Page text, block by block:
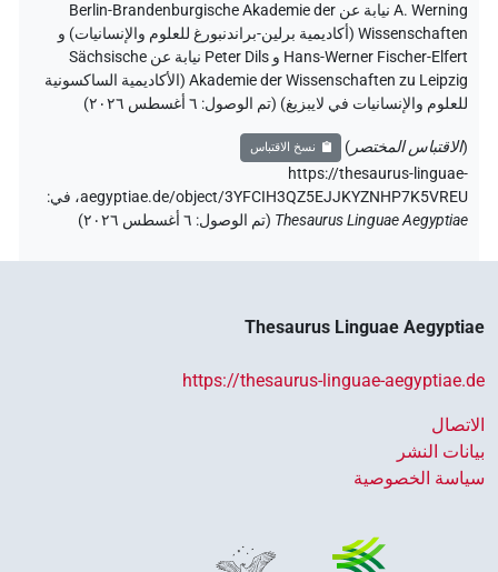
A. Werning نيابة عن Berlin-Brandenburgische Akademie der
Wissenschaften (أكاديمية برلين-براندنبورغ للعلوم والإنسانيات) و
Hans-Werner Fischer-Elfert و Peter Dils نيابة عن Sächsische
Akademie der Wissenschaften zu Leipzig (الأكاديمية الساكسونية
للعلوم والإنسانيات في لايبزيغ) (تم الوصول: ٦ أغسطس ٢٠٢٦ )
(الاقتباس المختصر ) نسخ الاقتباس
https://thesaurus-linguae-
aegyptiae.de/object/3YFCIH3QZ5EJJKYZNHP7K5VREU، في:
Thesaurus Linguae Aegyptiae
(تم الوصول: ٦ أغسطس ٢٠٢٦ )
Thesaurus Linguae Aegyptiae
https://thesaurus-linguae-aegyptiae.de
الاتصال
بيانات النشر
سياسة الخصوصية